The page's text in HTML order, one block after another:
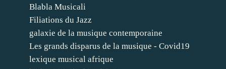
Blabla Musicali
Filiations du Jazz
galaxie de la musique contemporaine
Les grands disparus de la musique - Covid19
lexique musical afrique